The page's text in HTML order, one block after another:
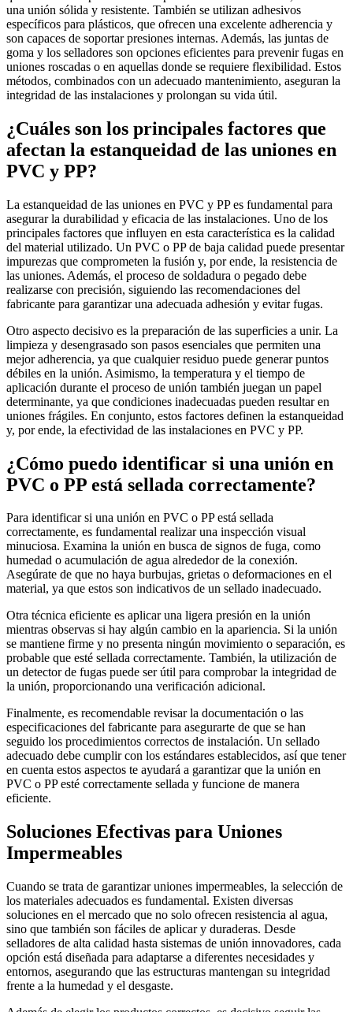
una unión sólida y resistente. También se utilizan adhesivos
específicos para plásticos, que ofrecen una excelente adherencia y
son capaces de soportar presiones internas. Además, las juntas de
goma y los selladores son opciones eficientes para prevenir fugas en
uniones roscadas o en aquellas donde se requiere flexibilidad. Estos
métodos, combinados con un adecuado mantenimiento, aseguran la
integridad de las instalaciones y prolongan su vida útil.
¿Cuáles son los principales factores que
afectan la estanqueidad de las uniones en
PVC y PP?
La estanqueidad de las uniones en PVC y PP es fundamental para
asegurar la durabilidad y eficacia de las instalaciones. Uno de los
principales factores que influyen en esta característica es la calidad
del material utilizado. Un PVC o PP de baja calidad puede presentar
impurezas que comprometen la fusión y, por ende, la resistencia de
las uniones. Además, el proceso de soldadura o pegado debe
realizarse con precisión, siguiendo las recomendaciones del
fabricante para garantizar una adecuada adhesión y evitar fugas.
Otro aspecto decisivo es la preparación de las superficies a unir. La
limpieza y desengrasado son pasos esenciales que permiten una
mejor adherencia, ya que cualquier residuo puede generar puntos
débiles en la unión. Asimismo, la temperatura y el tiempo de
aplicación durante el proceso de unión también juegan un papel
determinante, ya que condiciones inadecuadas pueden resultar en
uniones frágiles. En conjunto, estos factores definen la estanqueidad
y, por ende, la efectividad de las instalaciones en PVC y PP.
¿Cómo puedo identificar si una unión en
PVC o PP está sellada correctamente?
Para identificar si una unión en PVC o PP está sellada
correctamente, es fundamental realizar una inspección visual
minuciosa. Examina la unión en busca de signos de fuga, como
humedad o acumulación de agua alrededor de la conexión.
Asegúrate de que no haya burbujas, grietas o deformaciones en el
material, ya que estos son indicativos de un sellado inadecuado.
Otra técnica eficiente es aplicar una ligera presión en la unión
mientras observas si hay algún cambio en la apariencia. Si la unión
se mantiene firme y no presenta ningún movimiento o separación, es
probable que esté sellada correctamente. También, la utilización de
un detector de fugas puede ser útil para comprobar la integridad de
la unión, proporcionando una verificación adicional.
Finalmente, es recomendable revisar la documentación o las
especificaciones del fabricante para asegurarte de que se han
seguido los procedimientos correctos de instalación. Un sellado
adecuado debe cumplir con los estándares establecidos, así que tener
en cuenta estos aspectos te ayudará a garantizar que la unión en
PVC o PP esté correctamente sellada y funcione de manera
eficiente.
Soluciones Efectivas para Uniones
Impermeables
Cuando se trata de garantizar uniones impermeables, la selección de
los materiales adecuados es fundamental. Existen diversas
soluciones en el mercado que no solo ofrecen resistencia al agua,
sino que también son fáciles de aplicar y duraderas. Desde
selladores de alta calidad hasta sistemas de unión innovadores, cada
opción está diseñada para adaptarse a diferentes necesidades y
entornos, asegurando que las estructuras mantengan su integridad
frente a la humedad y el desgaste.